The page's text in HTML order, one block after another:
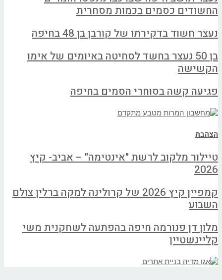
החשודים כסמים בכמות מסחרית
נעצר חשוד בדקירתו של קורבן בן 48 בחיפה
בן 50 נעצר בחשד לסחיטה באיומים של אימו
הקשישה
פגיעה קשה בסוחרי הסמים בחיפה
הצהבת
טיילור מלקוב לרשת "אינטימה" – אביב- קיץ
2026
קמפיין קיץ 2026 של קרולינה למקה ברלין צולם
השבוע
מלון דן פנורמה חיפה בהפתעה לשחקנית משי
קליינשטיין